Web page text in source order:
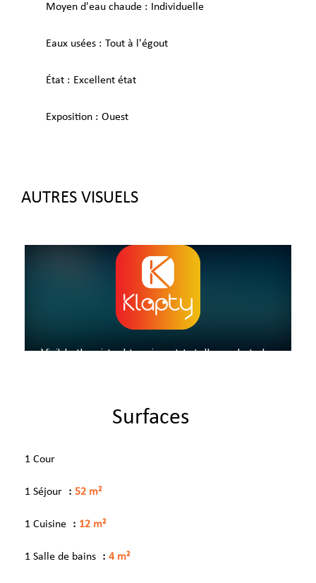
Moyen d'eau chaude Individuelle
Eaux usées Tout à l'égout
État Excellent état
Exposition Ouest
AUTRES VISUELS
Surfaces
1 Cour
1 Séjour 52 m²
1 Cuisine 12 m²
1 Salle de bains 4 m²